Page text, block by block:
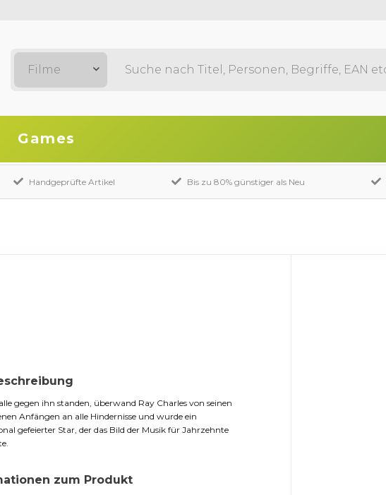
Filme
Games
Handgeprüfte Artikel Bis zu 80% günstiger als Neu
gegen ihn standen, überwand Ray Charles von seinen
Anfängen an alle Hindernisse und wurde ein
gefeierter Star, der das Bild der Musik für Jahrzehnte
zum Produkt